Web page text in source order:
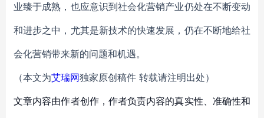
业臻于成熟，也应意识到社会化营销产业仍处在不断变动
和进步之中，尤其是新技术的快速发展，仍在不断地给社
会化营销带来新的问题和机遇。
（本文为艾瑞网独家原创稿件 转载请注明出处）
文章内容由作者创作，作者负责内容的真实性、准确性和